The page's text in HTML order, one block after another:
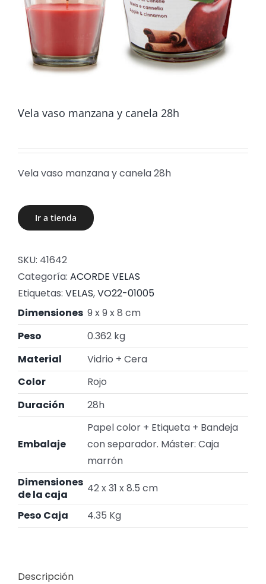
Vela vaso manzana y canela 28h
Vela vaso manzana y canela 28h
Ir a tienda
SKU: 41642
Categoría: ACORDE VELAS
Etiquetas: VELAS,VO22-01005
Dimensiones 9 x 9 x 8 cm
Peso
0.362 kg
Material
Vidrio + Cera
Color
Rojo
Duración
28h
Embalaje
Papel color + Etiqueta + Bandeja
con separador. Máster: Caja
marrón
Dimensiones
de la caja
42 x 31 x 8.5 cm
Peso Caja
4.35 Kg
Descripción